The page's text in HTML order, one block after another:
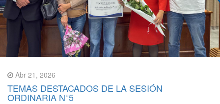
Abr 21, 2026
TEMAS DESTACADOS DE LA SESIÓN
ORDINARIA N°5